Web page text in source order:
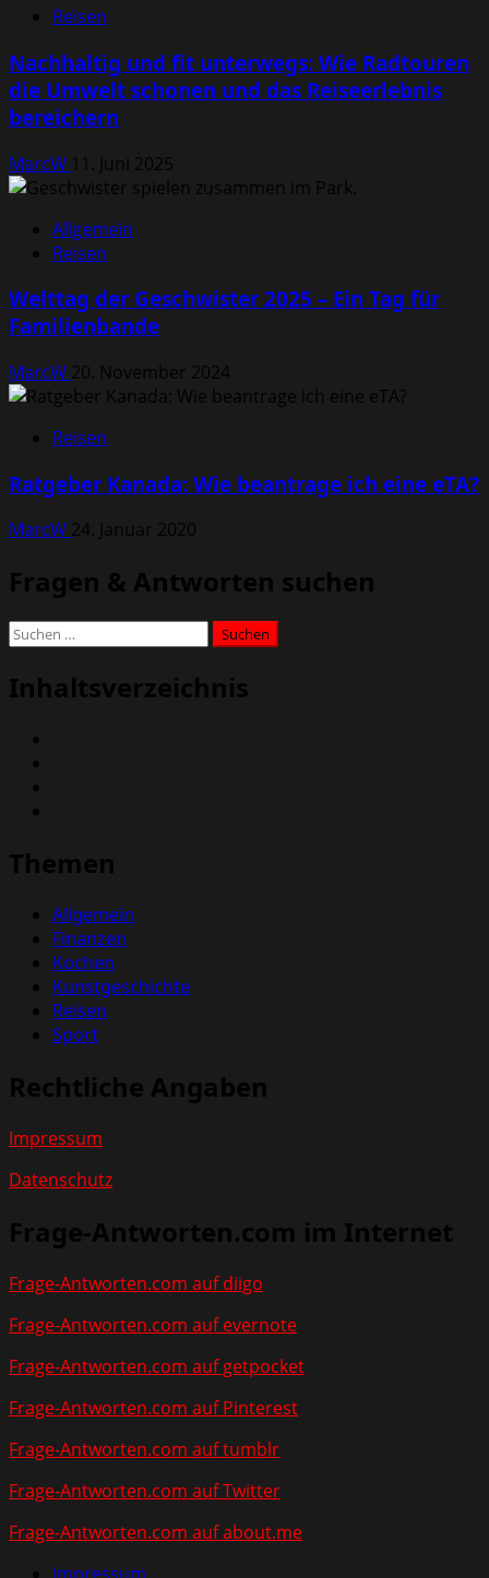
Reisen
Nachhaltig und fit unterwegs: Wie Radtouren
die Umwelt schonen und das Reiseerlebnis
bereichern
MarcW 11. Juni 2025
Allgemein
Reisen
Welttag der Geschwister 2025 – Ein Tag für
Familienbande
MarcW 20. November 2024
Reisen
Ratgeber Kanada: Wie beantrage ich eine eTA?
MarcW 24. Januar 2020
Fragen & Antworten suchen
Suchen
Inhaltsverzeichnis
Themen
Allgemein
Finanzen
Kochen
Kunstgeschichte
Reisen
Sport
Rechtliche Angaben
Impressum
Datenschutz
Frage-Antworten.com im Internet
Frage-Antworten.com auf diigo
Frage-Antworten.com auf evernote
Frage-Antworten.com auf getpocket
Frage-Antworten.com auf Pinterest
Frage-Antworten.com auf tumblr
Frage-Antworten.com auf Twitter
Frage-Antworten.com auf about.me
Impressum